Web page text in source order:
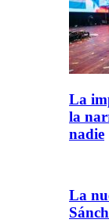
La
la
nadie
La